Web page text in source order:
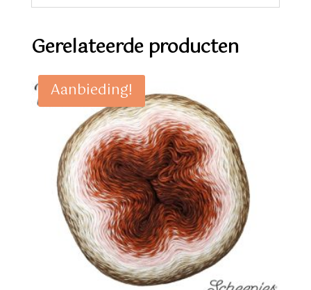
Gerelateerde producten
Aanbieding!